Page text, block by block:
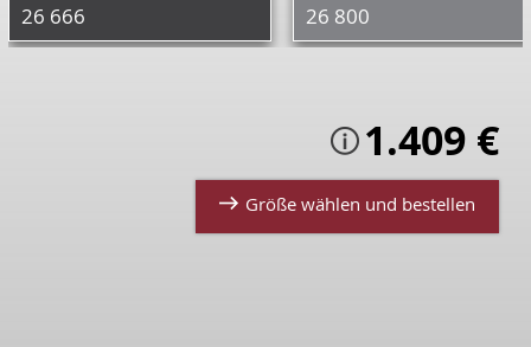
26 666 26 800
1.409 €
Größe wählen und bestellen